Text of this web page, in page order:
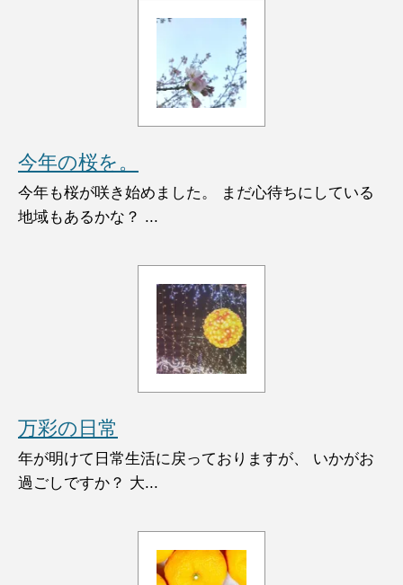
今年の桜を。
今年も桜が咲き始めました。 まだ心待ちにしている
地域もあるかな？ ...
万彩の日常
年が明けて日常生活に戻っておりますが、 いかがお
過ごしですか？ 大...